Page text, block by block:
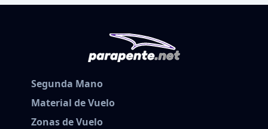
Segunda Mano
Material de Vuelo
Zonas de Vuelo